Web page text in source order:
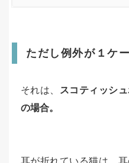
ただし例外が１ケ
それは、
スコティッシ
の場合。
耳が折れている猫は、